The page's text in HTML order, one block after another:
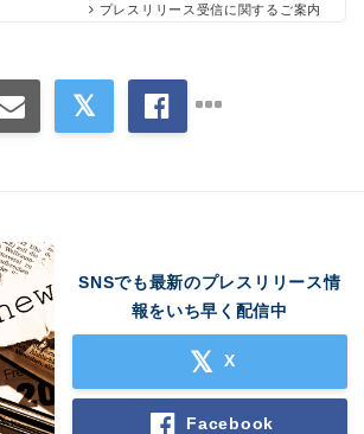
プレスリリース受信に関するご案内
SNSでも最新のプレスリリース情
報をいち早く配信中
X
Facebook